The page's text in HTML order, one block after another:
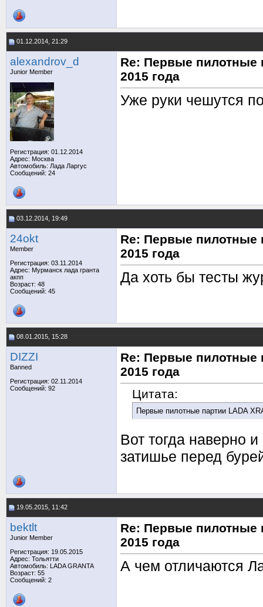
01.12.2014, 21:29
alexandrov_d
Junior Member
Регистрация: 01.12.2014
Адрес: Москва
Автомобиль: Лада Ларгус
Сообщений: 24
Re: Первые пилотные
2015 года
Уже руки чешутся
03.12.2014, 19:49
24okt
Member
Регистрация: 03.11.2014
Адрес: Мурманск лада гранта
акпп
Возраст: 48
Сообщений: 45
Re: Первые пилотные
2015 года
Да хоть бы тесты
08.01.2015, 15:28
DIZZI
Banned
Регистрация: 02.11.2014
Сообщений: 92
Re: Первые пилотные
2015 года
Цитата:
Первые пилотные партии LADA
Вот тогда наверно
затишье перед
19.05.2015, 11:42
bektlt
Junior Member
Регистрация: 19.05.2015
Адрес: Тольятти
Автомобиль: LADA GRANTA
Возраст: 55
Сообщений: 2
Re: Первые пилотные
2015 года
А чем отличаются